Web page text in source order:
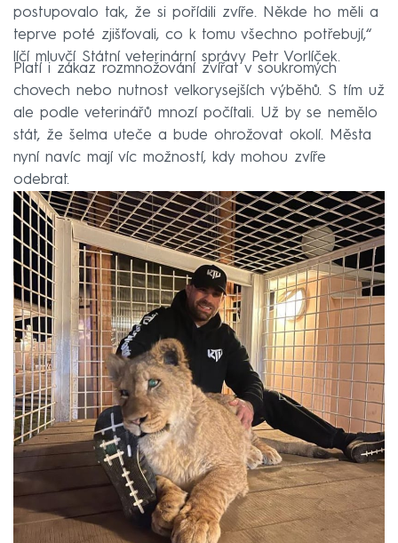
postupovalo tak, že si pořídili zvíře. Někde ho měli a
teprve poté zjišťovali, co k tomu všechno potřebují,“
líčí mluvčí Státní veterinární správy Petr Vorlíček.
Platí i zákaz rozmnožování zvířat v soukromých
chovech nebo nutnost velkorysejších výběhů. S tím už
ale podle veterinářů mnozí počítali. Už by se nemělo
stát, že šelma uteče a bude ohrožovat okolí. Města
nyní navíc mají víc možností, kdy mohou zvíře
odebrat.